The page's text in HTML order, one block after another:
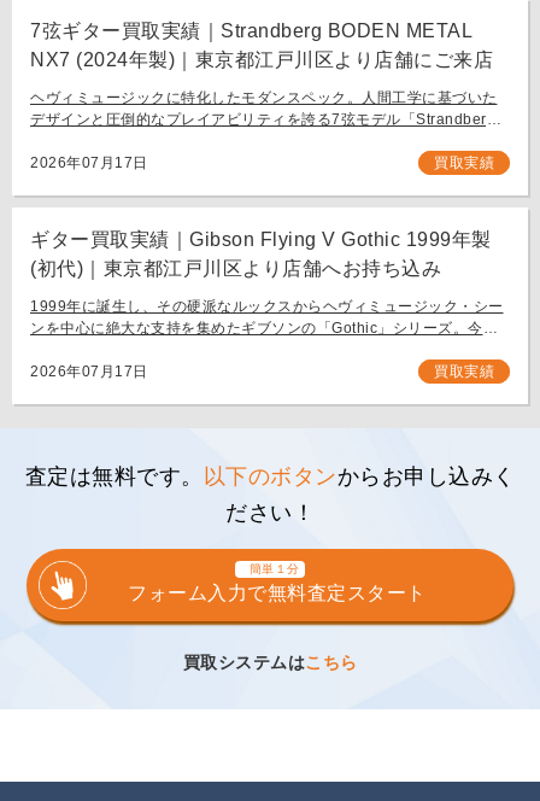
7弦ギター買取実績｜Strandberg BODEN METAL
NX7 (2024年製)｜東京都江戸川区より店舗にご来店
ヘヴィミュージックに特化したモダンスペック。人間工学に基づいた
デザインと圧倒的なプレイアビリティを誇る7弦モデル「Strandberg
タリスト […]
2026年07月17日 買取実績
ギター買取実績｜Gibson Flying V Gothic 1999年製
(初代)｜東京都江戸川区より店舗へお持ち込み
1999年に誕生し、その硬派なルックスからヘヴィミュージック・シー
ンを中心に絶大な支持を集めたギブソンの「Gothic」シリーズ。今回
[…]
2026年07月17日 買取実績
査定は無料です。 以下のボタンからお申し込みく
ださい！
簡単１分
フォーム入力で無料査定スタート
買取システムはこちら